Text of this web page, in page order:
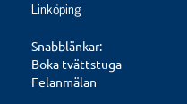
Linköping
Snabblänkar:
Boka tvättstuga
Felanmälan